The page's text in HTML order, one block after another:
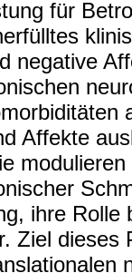
für
negative
Affekte
ihre
Ziel